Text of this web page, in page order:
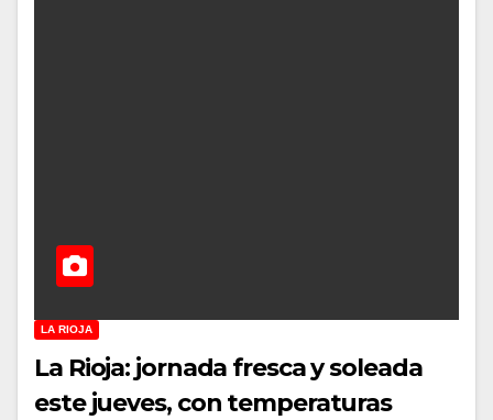
LA RIOJA
La Rioja: jornada fresca y soleada
este jueves, con temperaturas